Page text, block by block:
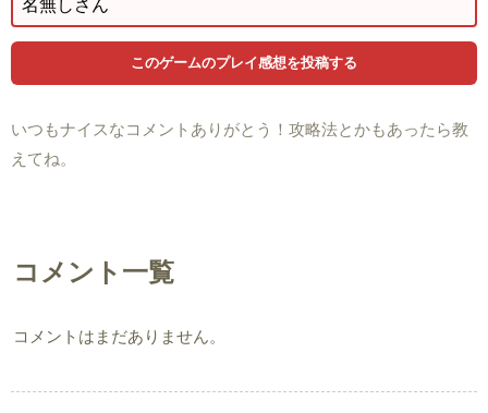
いつもナイスなコメントありがとう！攻略法とかもあったら教
えてね。
コメント一覧
コメントはまだありません。